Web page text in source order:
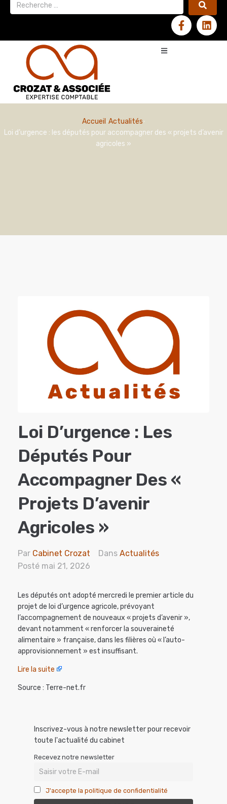
Accueil Actualités
Loi d’urgence : les députés pour accompagner des « projets d’avenir
agricoles »
Loi D’urgence : Les
Députés Pour
Accompagner Des «
Projets D’avenir
Agricoles »
Par Cabinet Crozat Dans Actualités
Posté mai 21, 2026
Les députés ont adopté mercredi le premier article du
projet de loi d’urgence agricole, prévoyant
l’accompagnement de nouveaux « projets d’avenir »,
devant notamment « renforcer la souveraineté
alimentaire » française, dans les filières où « l’auto-
approvisionnement » est insuffisant.
Lire la suite
Source : Terre-net.fr
Inscrivez-vous à notre newsletter pour recevoir
toute l'actualité du cabinet
Recevez notre newsletter
J'accepte la politique de confidentialité